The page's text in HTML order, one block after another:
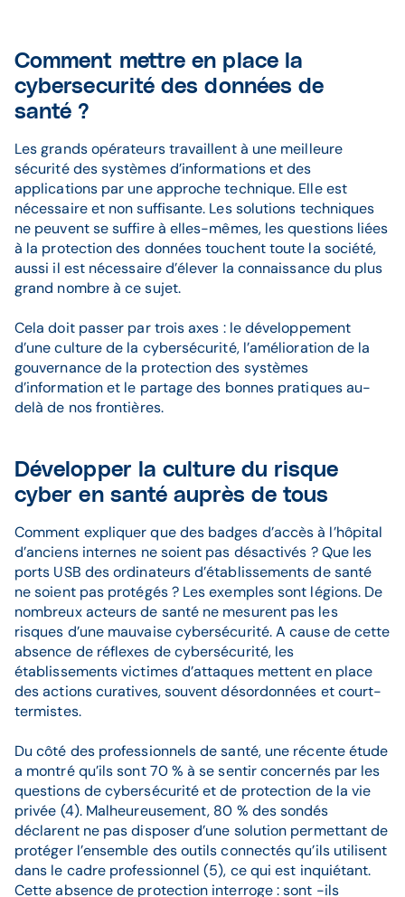
Comment mettre en place la
cybersecurité des données de
santé ?
Les grands opérateurs travaillent à une meilleure
sécurité des systèmes d’informations et des
applications par une approche technique. Elle est
nécessaire et non suffisante. Les solutions techniques
ne peuvent se suffire à elles-mêmes, les questions liées
à la protection des données touchent toute la société,
aussi il est nécessaire d’élever la connaissance du plus
grand nombre à ce sujet.
Cela doit passer par trois axes : le développement
d’une culture de la cybersécurité, l’amélioration de la
gouvernance de la protection des systèmes
d’information et le partage des bonnes pratiques au-
delà de nos frontières.
Développer la culture du risque
cyber en santé auprès de tous
Comment expliquer que des badges d’accès à l’hôpital
d’anciens internes ne soient pas désactivés ? Que les
ports USB des ordinateurs d’établissements de santé
ne soient pas protégés ? Les exemples sont légions. De
nombreux acteurs de santé ne mesurent pas les
risques d’une mauvaise cybersécurité. A cause de cette
absence de réflexes de cybersécurité, les
établissements victimes d’attaques mettent en place
des actions curatives, souvent désordonnées et court-
termistes.
Du côté des professionnels de santé, une récente étude
a montré qu’ils sont 70 % à se sentir concernés par les
questions de cybersécurité et de protection de la vie
privée (4). Malheureusement, 80 % des sondés
déclarent ne pas disposer d’une solution permettant de
protéger l’ensemble des outils connectés qu’ils utilisent
dans le cadre professionnel (5), ce qui est inquiétant.
Cette absence de protection interroge : sont -ils